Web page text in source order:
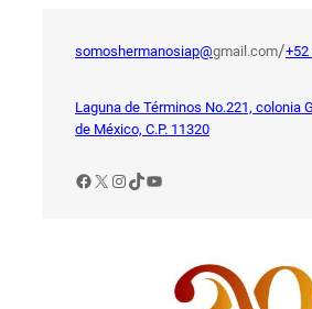
somoshermanosiap@gmail.com/+52
Laguna de Términos No.221, colonia
de México, C.P. 11320
Facebook
X Instagram
TikTok
YouTube